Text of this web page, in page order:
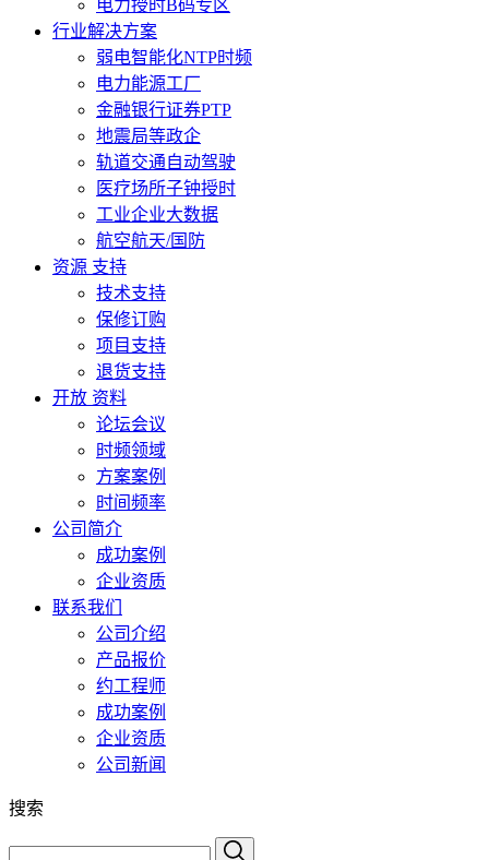
电力授时B码专区
行业解决方案
弱电智能化NTP时频
电力能源工厂
金融银行证券PTP
地震局等政企
轨道交通自动驾驶
医疗场所子钟授时
工业企业大数据
航空航天/国防
资源 支持
技术支持
保修订购
项目支持
退货支持
开放 资料
论坛会议
时频领域
方案案例
时间频率
公司简介
成功案例
企业资质
联系我们
公司介绍
产品报价
约工程师
成功案例
企业资质
公司新闻
搜索